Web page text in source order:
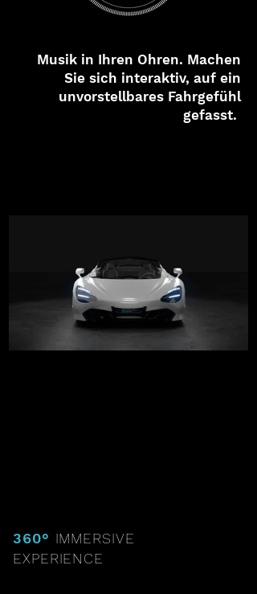
Musik in Ihren Ohren. Machen
Sie sich interaktiv, auf ein
unvorstellbares Fahrgefühl
gefasst.
360° IMMERSIVE
EXPERIENCE